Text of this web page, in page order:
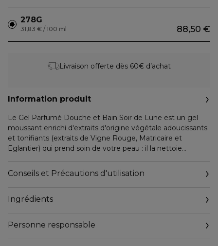
278G
88,50 €
31,83 € / 100 ml
Livraison offerte dès 60€ d’achat
Information produit
Le Gel Parfumé Douche et Bain Soir de Lune est un gel
moussant enrichi d'extraits d'origine végétale adoucissants
et tonifiants (extraits de Vigne Rouge, Matricaire et
Eglantier) qui prend soin de votre peau : il la nettoie
douceur et la laisse satinée et délicieusement parfumée
aux notes de Soir de Lune.
Conseils et Précautions d'utilisation
Ingrédients
Personne responsable